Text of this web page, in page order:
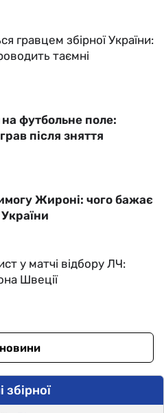
гравцем збірної України:
таємні
футбольне поле:
після зняття
Жироні: чого бажає
у матчі відбору ЛЧ:
Швеції
новини
збірної